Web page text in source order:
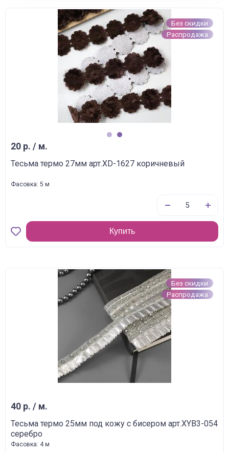
Без скидки
Распродажа
20 р. / м.
Тесьма термо 27мм арт.XD-1627 коричневый
Фасовка: 5 м
Купить
Без скидки
Распродажа
40 р. / м.
Тесьма термо 25мм под кожу с бисером арт.XYB3-054
серебро
Фасовка: 4 м